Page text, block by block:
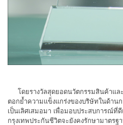
โดยรางวัลสุดยอดนวัตกรรมสินค้าแล
ตอกย้ำความแข็งแกร่งของบริษัทในด้าน
เป็นเลิศเสมอมา เพื่อมอบประสบการณ์
กรุงเทพประกันชีวิตจะยังคงรักษามาตร